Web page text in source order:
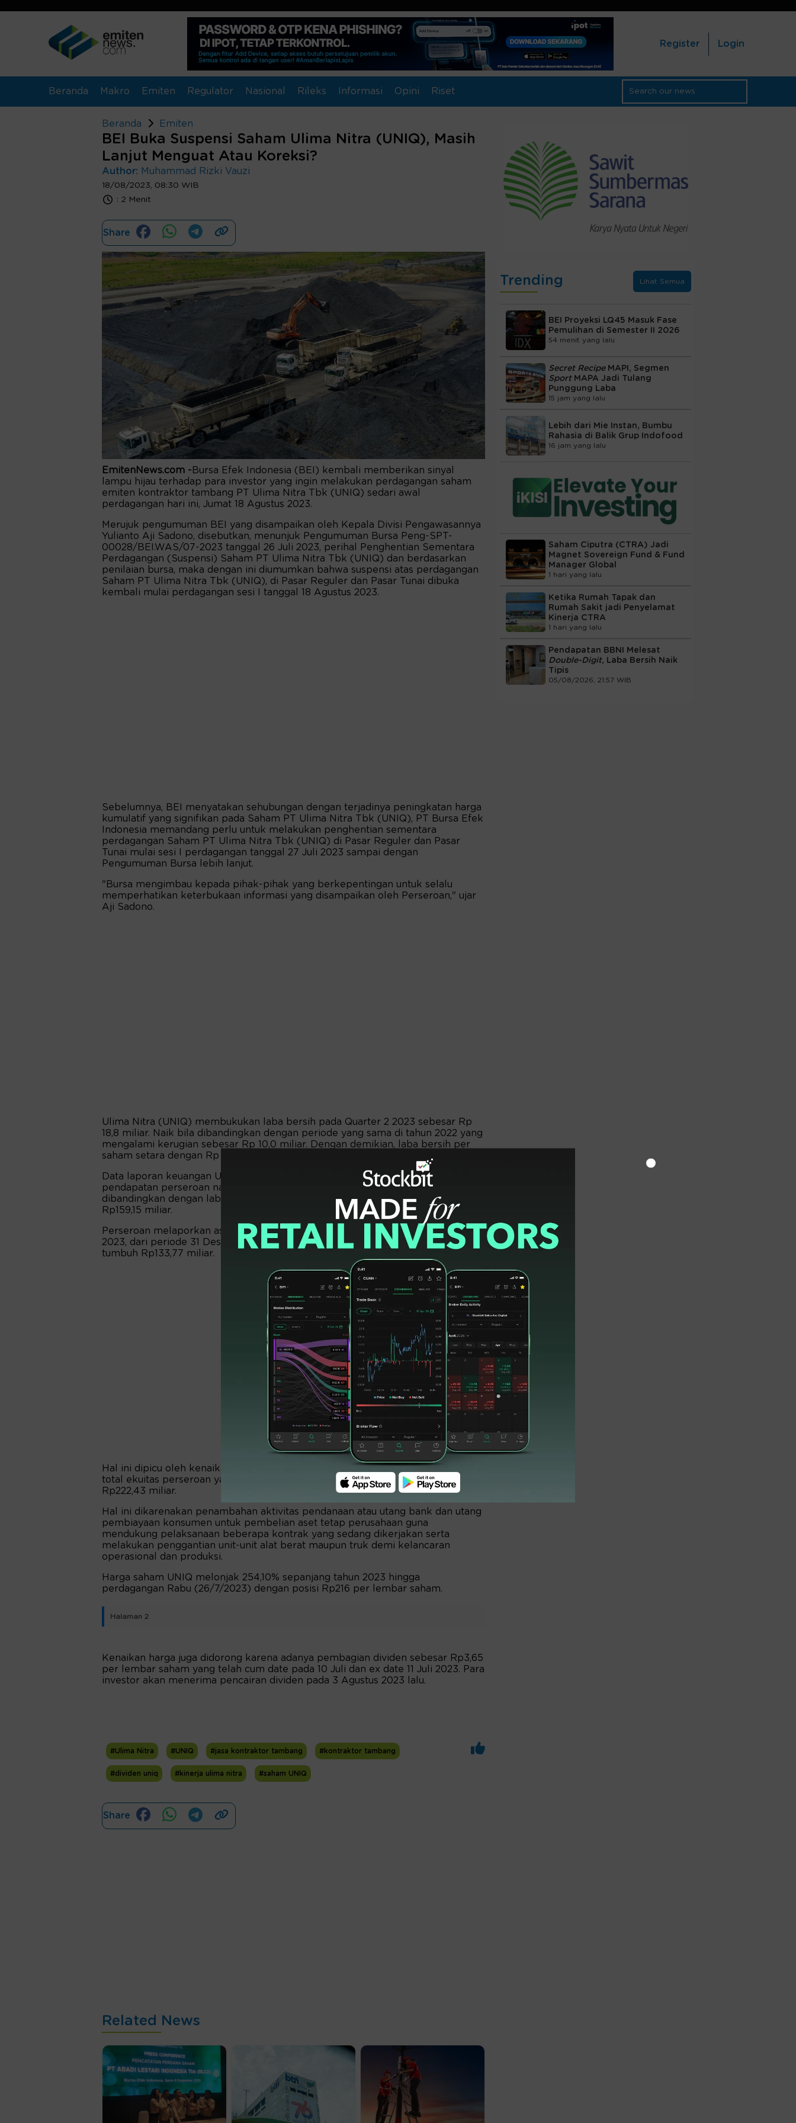
Register Login
Beranda Makro Emiten Regulator Nasional Rileks Informasi Opini Riset
Beranda Emiten
BEI Buka Suspensi Saham Ulima Nitra (UNIQ), Masih
Lanjut Menguat Atau Koreksi?
Author: Muhammad Rizki Vauzi
18/08/2023, 08:30 WIB
: 2 Menit
Share
EmitenNews.com - Bursa Efek Indonesia (BEI) kembali memberikan sinyal
lampu hijau terhadap para investor yang ingin melakukan perdagangan saham
emiten kontraktor tambang PT Ulima Nitra Tbk (UNIQ) sedari awal
perdagangan hari ini, Jumat 18 Agustus 2023.
Merujuk pengumuman BEI yang disampaikan oleh Kepala Divisi Pengawasannya
Yulianto Aji Sadono, disebutkan, menunjuk Pengumuman Bursa Peng-SPT-
00028/BEI.WAS/07-2023 tanggal 26 Juli 2023, perihal Penghentian Sementara
Perdagangan (Suspensi) Saham PT Ulima Nitra Tbk (UNIQ) dan berdasarkan
penilaian bursa, maka dengan ini diumumkan bahwa suspensi atas perdagangan
Saham PT Ulima Nitra Tbk (UNIQ), di Pasar Reguler dan Pasar Tunai dibuka
kembali mulai perdagangan sesi I tanggal 18 Agustus 2023.
Sebelumnya, BEI menyatakan sehubungan dengan terjadinya peningkatan harga
kumulatif yang signifikan pada Saham PT Ulima Nitra Tbk (UNIQ), PT Bursa Efek
Indonesia memandang perlu untuk melakukan penghentian sementara
perdagangan Saham PT Ulima Nitra Tbk (UNIQ) di Pasar Reguler dan Pasar
Tunai mulai sesi I perdagangan tanggal 27 Juli 2023 sampai dengan
Pengumuman Bursa lebih lanjut.
"Bursa mengimbau kepada pihak-pihak yang berkepentingan untuk selalu
memperhatikan keterbukaan informasi yang disampaikan oleh Perseroan," ujar
Aji Sadono.
Ulima Nitra (UNIQ) membukukan laba bersih pada Quarter 2 2023 sebesar Rp
18,8 miliar. Naik bila dibandingkan dengan periode yang sama di tahun 2022 yang
mengalami kerugian sebesar Rp 10,0 miliar. Dengan demikian, laba bersih per
saham setara dengan Rp 6,07 per lembar.
Data laporan keuangan UNIQ yang dikutip, Senin (31/7/2023) dimana
pendapatan perseroan naik menjadi Rp238,26 miliar, sangat jauh jika
dibandingkan dengan laba periode sama tahun 2022 yang tercatat senilai
Rp159,15 miliar.
Perseroan melaporkan aset naik 23 persen menjadi Rp715,28 miliar per 30 Juni
2023, dari periode 31 Desember 2022 yang tercatat senilai Rp581,51 miliar atu
tumbuh Rp133,77 miliar.
Hal ini dipicu oleh kenaikan utang hingga 126,42 miliar atau 56,83 persen dari
total ekuitas perseroan yang mencapai Rp348,85 miliar dari sebelumnya
Rp222,43 miliar.
Hal ini dikarenakan penambahan aktivitas pendanaan atau utang bank dan utang
pembiayaan konsumen untuk pembelian aset tetap perusahaan guna
mendukung pelaksanaan beberapa kontrak yang sedang dikerjakan serta
melakukan penggantian unit-unit alat berat maupun truk demi kelancaran
operasional dan produksi.
Harga saham UNIQ melonjak 254,10% sepanjang tahun 2023 hingga
perdagangan Rabu (26/7/2023) dengan posisi Rp216 per lembar saham.
Halaman 2
Kenaikan harga juga didorong karena adanya pembagian dividen sebesar Rp3,65
per lembar saham yang telah cum date pada 10 Juli dan ex date 11 Juli 2023. Para
investor akan menerima pencairan dividen pada 3 Agustus 2023 lalu.
#Ulima Nitra #UNIQ #jasa kontraktor tambang #kontraktor tambang
#dividen uniq #kinerja ulima nitra #saham UNIQ
Share
Related News
Trending Lihat Semua
BEI Proyeksi LQ45 Masuk Fase
Pemulihan di Semester II 2026
54 menit yang lalu
Secret RecipeMAPI, Segmen
Sport MAPA Jadi Tulang
Punggung Laba
15 jam yang lalu
Lebih dari Mie Instan, Bumbu
Rahasia di Balik Grup Indofood
16 jam yang lalu
Saham Ciputra (CTRA) Jadi
Magnet Sovereign Fund & Fund
Manager Global
1 hari yang lalu
Ketika Rumah Tapak dan
Rumah Sakit jadi Penyelamat
Kinerja CTRA
1 hari yang lalu
Pendapatan BBNI Melesat
Double-Digit, Laba Bersih Naik
Tipis
05/08/2026, 21:57 WIB